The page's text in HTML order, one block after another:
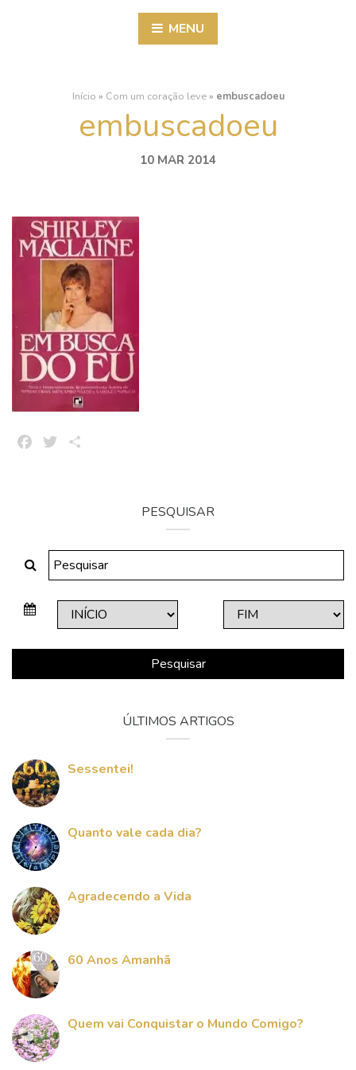
MENU
Início » Com um coração leve» embuscadoeu
embuscadoeu
10 MAR 2014
FacebookTwitter
PESQUISAR
Pesquisar
ÚLTIMOS ARTIGOS
Sessentei!
Quanto vale cada dia?
Agradecendo a Vida
60 Anos Amanhã
Quem vai Conquistar o Mundo Comigo?